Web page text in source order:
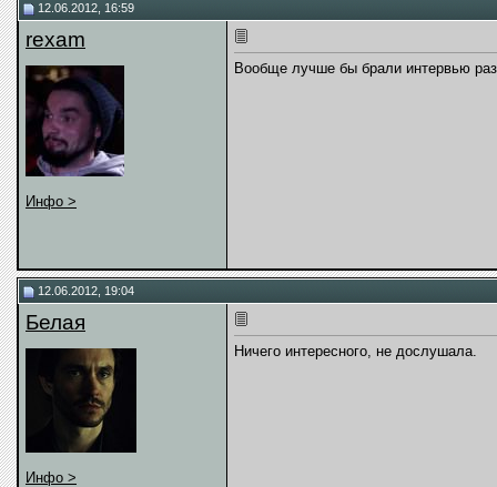
12.06.2012, 16:59
rexam
Инфо >
Вообще лучше бы брали интервью
12.06.2012, 19:04
Белая
Инфо >
Ничего интересного, не дослушала.